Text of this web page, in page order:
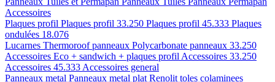
Accessoires
Plaques profil Plaques profil 33.250 Plaques profil 45.333 Plaques
ondulées 18.076
Lucarnes Thermoroof panneaux Polycarbonate panneaux 33.250
Accessoires Eco + sandwich + plaques profil Accessoires 33.250
Accessoires 45.333 Accessoires general
Panneaux metal Panneaux metal plat Renolit toles colaminees